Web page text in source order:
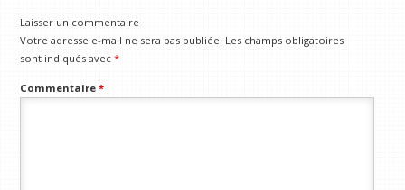
Laisser un commentaire
Votre adresse e-mail ne sera pas publiée. Les champs obligatoires
sont indiqués avec*
Commentaire*